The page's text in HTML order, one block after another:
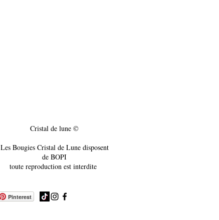
Cristal de lune ©
Les Bougies Cristal de Lune disposent
de BOPI
toute reproduction est interdite
Pinterest